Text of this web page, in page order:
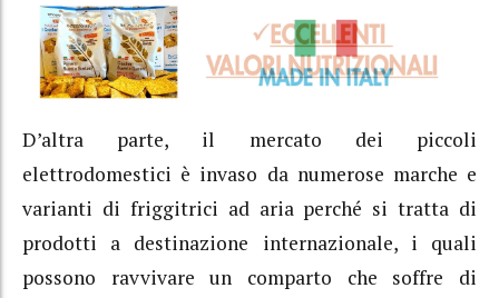
D’altra parte, il mercato dei piccoli
elettrodomestici è invaso da numerose marche e
varianti di friggitrici ad aria perché si tratta di
prodotti a destinazione internazionale, i quali
possono ravvivare un comparto che soffre di